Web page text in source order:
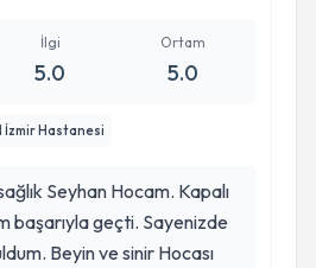
İlgi
5.0
Ortam
5.0
Hastanesi
Seyhan Hocam. Kapalı
başarıyla geçti. Sayenizde
Beyin ve sinir Hocası